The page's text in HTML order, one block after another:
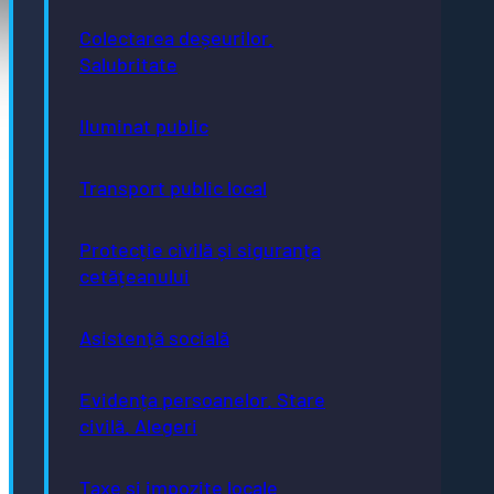
Colectarea deșeurilor.
Salubritate
Iluminat public
Transport public local
Protecție civilă și siguranța
cetățeanului
Asistență socială
Evidența persoanelor. Stare
civilă. Alegeri
Taxe și impozite locale
Adresă
Piaţa Centrală nr.6 Bistriţa, 420040
primaria@municipiulbistrita.ro
Telefon
0263-224706; 0263-223923;
Inițiative